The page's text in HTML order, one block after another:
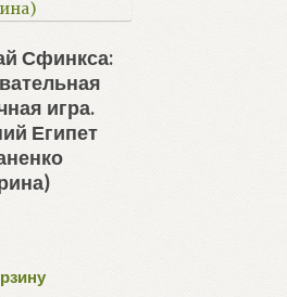
Сфинкса:
игра.
Египет